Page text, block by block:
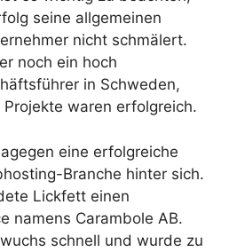
seine allgemeinen
nicht schmälert.
noch ein hoch
in Schweden,
waren erfolgreich.
eine erfolgreiche
Branche hinter sich.
Lickfett einen
namens Carambole AB.
schnell und wurde zu